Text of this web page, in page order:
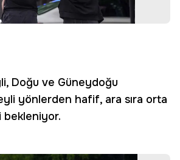
Doğu ve Güneydoğu
yönlerden hafif, ara sıra orta
bekleniyor.